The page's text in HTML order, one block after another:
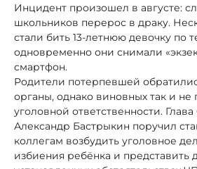
Инцидент произошел в августе:
школьников перерос в драку.
стали бить 13-летнюю девочку по
одновременно они снимали
смартфон.
Родители потерпевшей
органы, однако виновных так и не
уголовной ответственности.
Александр Бастрыкин поручил
коллегам возбудить уголовное
избиения ребёнка и представить